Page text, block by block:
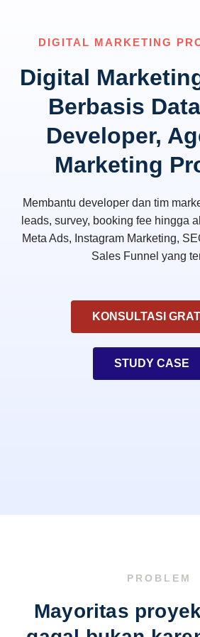
DIGITAL MARKETING
Digital
Berbasis
Developer,
Marketing
Membantu developer dan tim
leads, survey, booking fee hingga
Meta Ads, Instagram Marketing,
Sales Funnel yang
KONSULTASI
STUDY CASE
PROBLEM
Mayoritas